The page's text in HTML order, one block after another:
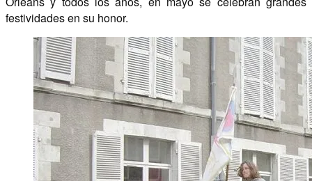
festividades en su honor.